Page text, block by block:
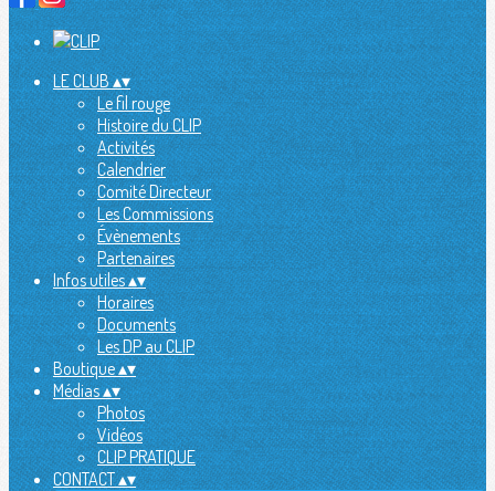
LE CLUB▴▾
Le fil rouge
Histoire du CLIP
Activités
Calendrier
Comité Directeur
Les Commissions
Évènements
Partenaires
Infos utiles▴▾
Horaires
Documents
Les DP au CLIP
Boutique▴▾
Médias▴▾
Photos
Vidéos
CLIP PRATIQUE
CONTACT▴▾